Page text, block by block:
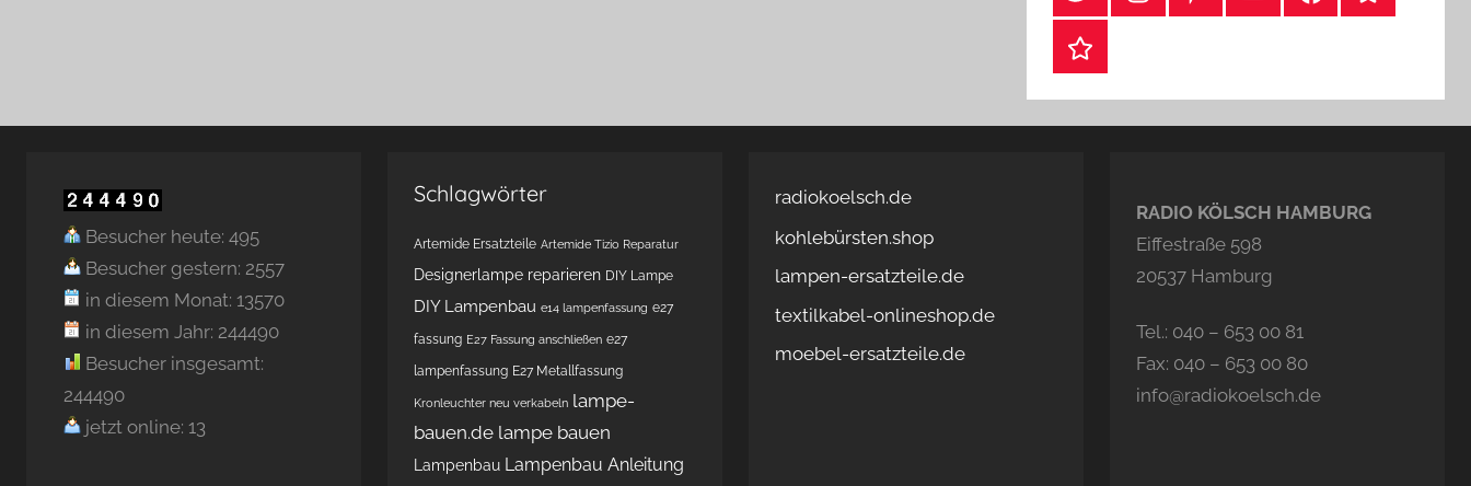
Webshop
Besucher heute: 495
Besucher gestern: 2557
in diesem Monat: 13570
in diesem Jahr: 244490
Besucher insgesamt:
244490
jetzt online: 13
Schlagwörter
Artemide Ersatzteile Artemide Tizio Reparatur
Designerlampe reparieren DIY Lampe
DIY Lampenbau e14 lampenfassung e27
fassung E27 Fassung anschließen e27
lampenfassung E27 Metallfassung
Kronleuchter neu verkabeln lampe-
bauen.de lampe bauen
Lampenbau Lampenbau Anleitung
radiokoelsch.de
kohlebürsten.shop
lampen-ersatzteile.de
textilkabel-onlineshop.de
moebel-ersatzteile.de
RADIO KÖLSCH HAMBURG
Eiffestraße 598
20537 Hamburg
Tel.: 040 – 653 00 81
Fax: 040 – 653 00 80
info@radiokoelsch.de